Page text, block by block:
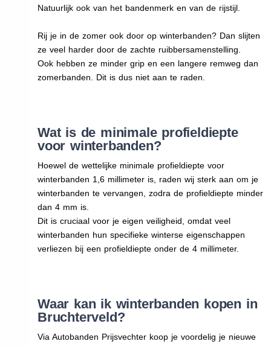
Natuurlijk ook van het bandenmerk en van de rijstijl.
Rij je in de zomer ook door op winterbanden? Dan slijten
ze veel harder door de zachte ruibbersamenstelling.
Ook hebben ze minder grip en een langere remweg dan
zomerbanden. Dit is dus niet aan te raden.
Wat is de minimale profieldiepte
voor winterbanden?
Hoewel de wettelijke minimale profieldiepte voor
winterbanden 1,6 millimeter is, raden wij sterk aan om je
winterbanden te vervangen, zodra de profieldiepte minder
dan 4 mm is.
Dit is cruciaal voor je eigen veiligheid, omdat veel
winterbanden hun specifieke winterse eigenschappen
verliezen bij een profieldiepte onder de 4 millimeter.
Waar kan ik winterbanden kopen in
Bruchterveld?
Via Autobanden Prijsvechter koop je voordelig je nieuwe